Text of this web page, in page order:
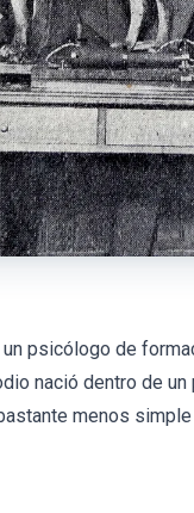
psicólogo de
nació dentro de
menos